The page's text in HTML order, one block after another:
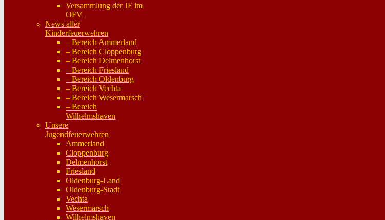
Versammlung der JF im
OFV
News aller
Kinderfeuerwehren
– Bereich Ammerland
– Bereich Cloppenburg
– Bereich Delmenhorst
– Bereich Friesland
– Bereich Oldenburg
– Bereich Vechta
– Bereich Wesermarsch
– Bereich
Wilhelmshaven
Unsere
Jugendfeuerwehren
Ammerland
Cloppenburg
Delmenhorst
Friesland
Oldenburg-Land
Oldenburg-Stadt
Vechta
Wesermarsch
Wilhelmshaven